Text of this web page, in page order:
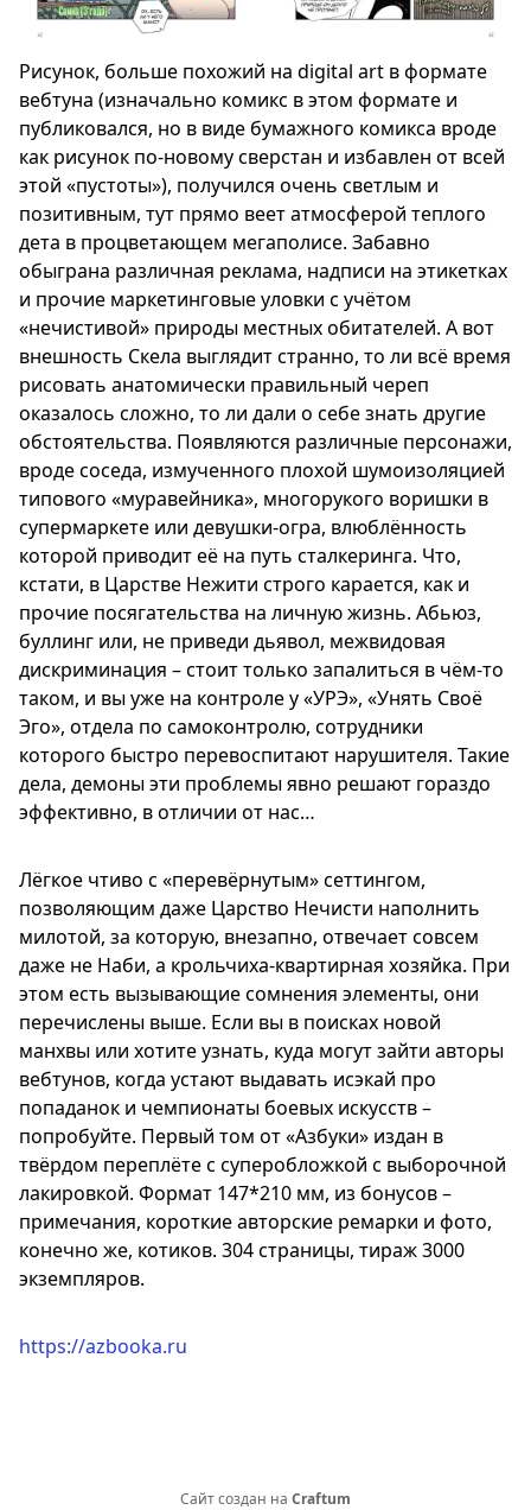
Рисунок, больше похожий на digital art в формате
вебтуна (изначально комикс в этом формате и
публиковался, но в виде бумажного комикса вроде
как рисунок по-новому сверстан и избавлен от всей
этой «пустоты»), получился очень светлым и
позитивным, тут прямо веет атмосферой теплого
дета в процветающем мегаполисе. Забавно
обыграна различная реклама, надписи на этикетках
и прочие маркетинговые уловки с учётом
«нечистивой» природы местных обитателей. А вот
внешность Скела выглядит странно, то ли всё время
рисовать анатомически правильный череп
оказалось сложно, то ли дали о себе знать другие
обстоятельства. Появляются различные персонажи,
вроде соседа, измученного плохой шумоизоляцией
типового «муравейника», многорукого воришки в
супермаркете или девушки-огра, влюблённость
которой приводит её на путь сталкеринга. Что,
кстати, в Царстве Нежити строго карается, как и
прочие посягательства на личную жизнь. Абьюз,
буллинг или, не приведи дьявол, межвидовая
дискриминация – стоит только запалиться в чём-то
таком, и вы уже на контроле у «УРЭ», «Унять Своё
Эго», отдела по самоконтролю, сотрудники
которого быстро перевоспитают нарушителя. Такие
дела, демоны эти проблемы явно решают гораздо
эффективно, в отличии от нас…
Лёгкое чтиво с «перевёрнутым» сеттингом,
позволяющим даже Царство Нечисти наполнить
милотой, за которую, внезапно, отвечает совсем
даже не Наби, а крольчиха-квартирная хозяйка. При
этом есть вызывающие сомнения элементы, они
перечислены выше. Если вы в поисках новой
манхвы или хотите узнать, куда могут зайти авторы
вебтунов, когда устают выдавать исэкай про
попаданок и чемпионаты боевых искусств –
попробуйте. Первый том от «Азбуки» издан в
твёрдом переплёте с суперобложкой с выборочной
лакировкой. Формат 147*210 мм, из бонусов –
примечания, короткие авторские ремарки и фото,
конечно же, котиков. 304 страницы, тираж 3000
экземпляров.
https://azbooka.ru
Сайт создан на Craftum